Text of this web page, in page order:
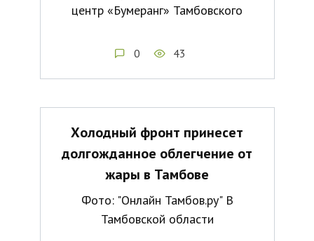
центр «Бумеранг» Тамбовского
0 43
Холодный фронт принесет
долгожданное облегчение от
жары в Тамбове
Фото: "Онлайн Тамбов.ру" В
Тамбовской области